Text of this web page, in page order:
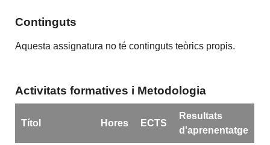
Continguts
Aquesta assignatura no té continguts teòrics propis.
Activitats formatives i Metodologia
Títol Hores ECTS
Resultats
d'aprenentatge